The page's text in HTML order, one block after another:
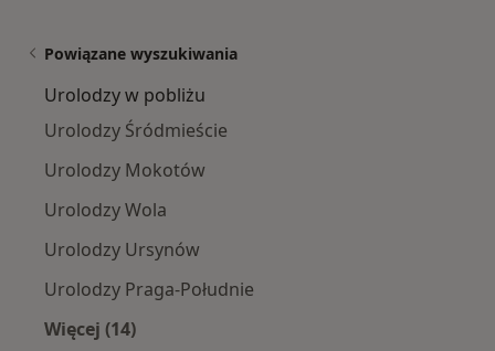
Powiązane wyszukiwania
Urolodzy w pobliżu
Urolodzy Śródmieście
Urolodzy Mokotów
Urolodzy Wola
Urolodzy Ursynów
Urolodzy Praga-Południe
Więcej (14)